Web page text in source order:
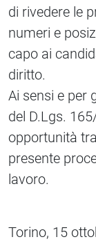
di rivedere le
numeri e
capo ai
diritto.
Ai sensi e per
del D.Lgs.
opportunità
presente
lavoro.
Torino, 15